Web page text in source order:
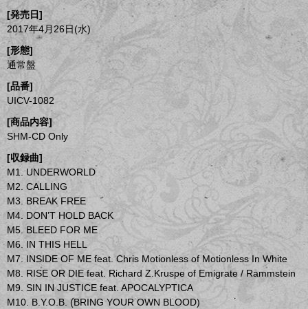
[発売日]
2017年4月26日(水)
[形態]
通常盤
[品番]
UICV-1082
[商品内容]
SHM-CD Only
[収録曲]
M1. UNDERWORLD
M2. CALLING
M3. BREAK FREE
M4. DON’T HOLD BACK
M5. BLEED FOR ME
M6. IN THIS HELL
M7. INSIDE OF ME feat. Chris Motionless of Motionless In White
M8. RISE OR DIE feat. Richard Z.Kruspe of Emigrate / Rammstein
M9. SIN IN JUSTICE feat. APOCALYPTICA
M10. B.Y.O.B. (BRING YOUR OWN BLOOD)